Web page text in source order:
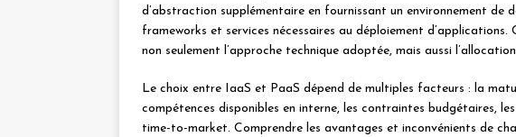
d’abstraction supplémentaire en fournissant un environnement de
frameworks et services nécessaires au déploiement
non seulement l’approche technique adoptée, mais aussi
Le choix entre IaaS et PaaS dépend de multiples facteurs : la
compétences disponibles en interne, les contraintes budgétaires,
time-to-market. Comprendre les avantages et inconvénients de